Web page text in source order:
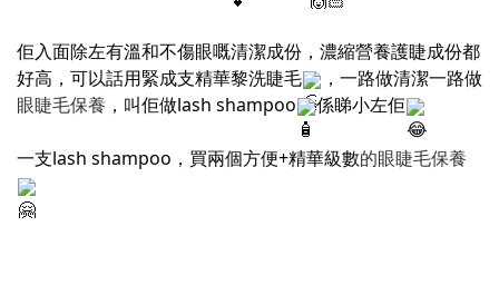
佢入面除左有溫和不傷眼嘅清潔成份，濃縮營養護睫成份都
好高，可以話用緊成支精華黎洗睫毛
，一路做清潔一路做
眼睫毛保養 ，叫佢做lash shampoo 係睇小左佢
一支lash shampoo，買兩個方便+精華級數的眼睫毛保養